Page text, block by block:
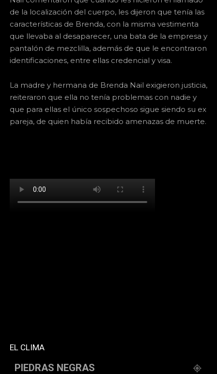
de la localización del cuerpo, les dijeron que tenía las
características de Brenda, con la misma vestimenta
que llevaba al desaparecer, una bata de la empresa y
pantalón de mezclilla, además de que le encontraron
identificaciones, entre ellas credencial y visa.
La madre y hermana de Brenda Nail exigieron justicia,
reiteraron que ella no tenía problemas con nadie y
que para ellas el único sospechoso sigue siendo su ex
pareja, de quien había recibido amenazas de muerte.
EL CLIMA
PIEDRAS NEGRAS